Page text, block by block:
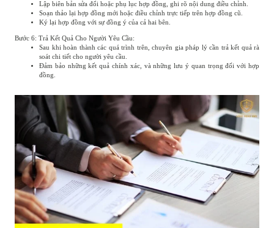
Lập biên bản sửa đổi hoặc phụ lục hợp đồng, ghi rõ nội dung điều chỉnh.
Soạn thảo lại hợp đồng mới hoặc điều chỉnh trực tiếp trên hợp đồng cũ.
Ký lại hợp đồng với sự đồng ý của cả hai bên.
Bước 6: Trả Kết Quả Cho Người Yêu Cầu:
Sau khi hoàn thành các quá trình trên, chuyên gia pháp lý cần trả kết quả rà
soát chi tiết cho người yêu cầu.
Đảm bảo những kết quả chính xác, và những lưu ý quan trọng đối với hợp
đồng.